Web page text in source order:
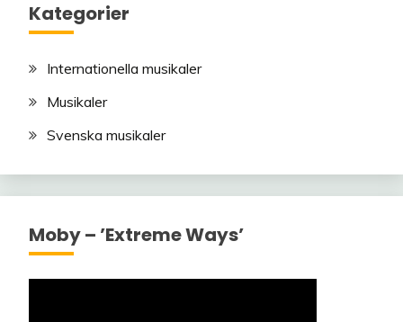
Kategorier
Internationella musikaler
Musikaler
Svenska musikaler
Moby – ’Extreme Ways’